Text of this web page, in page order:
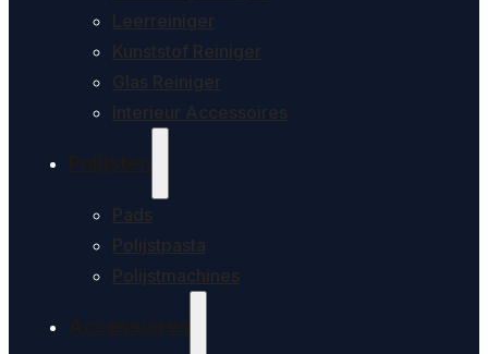
Leerreiniger
Kunststof Reiniger
Glas Reiniger
Interieur Accessoires
Pads
Polijstpasta
Polijstmachines